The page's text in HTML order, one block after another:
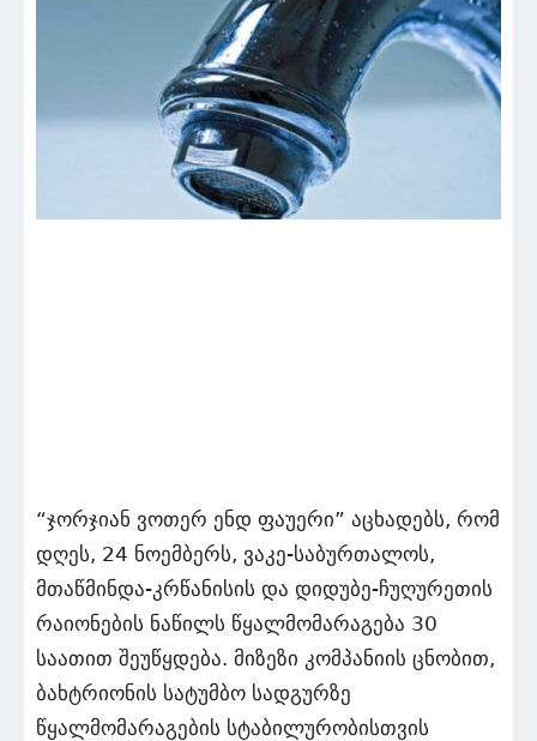
“ჯორჯიან ვოთერ ენდ ფაუერი” აცხადებს, რომ
დღეს, 24 ნოემბერს, ვაკე-საბურთალოს,
მთაწმინდა-კრწანისის და დიდუბე-ჩუღურეთის
რაიონების ნაწილს წყალმომარაგება 30
საათით შეუწყდება. მიზეზი კომპანიის ცნობით,
ბახტრიონის სატუმბო სადგურზე
წყალმომარაგების სტაბილურობისთვის